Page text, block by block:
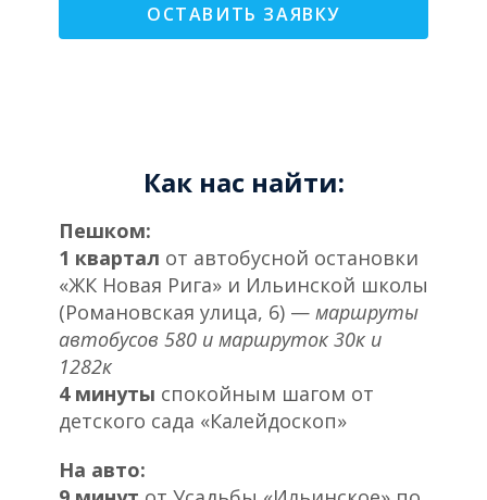
ОСТАВИТЬ ЗАЯВКУ
Как нас найти:
Пешком:
1 квартал от автобусной остановки
«ЖК Новая Рига» и Ильинской школы
(Романовская улица, 6) — маршруты
автобусов 580 и маршруток 30к и
1282к
4 минуты спокойным шагом от
детского сада «Калейдоскоп»
На авто: